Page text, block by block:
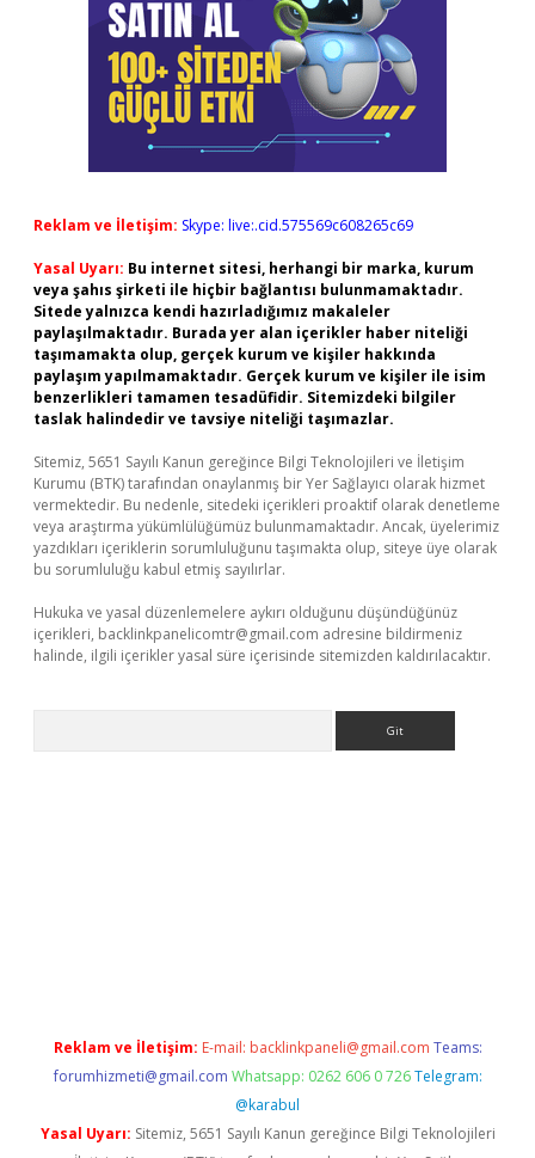
Reklam ve İletişim: Skype: live:.cid.575569c608265c69
Yasal Uyarı: Bu internet sitesi, herhangi bir marka, kurum
veya şahıs şirketi ile hiçbir bağlantısı bulunmamaktadır.
Sitede yalnızca kendi hazırladığımız makaleler
paylaşılmaktadır. Burada yer alan içerikler haber niteliği
taşımamakta olup, gerçek kurum ve kişiler hakkında
paylaşım yapılmamaktadır. Gerçek kurum ve kişiler ile isim
benzerlikleri tamamen tesadüfidir. Sitemizdeki bilgiler
taslak halindedir ve tavsiye niteliği taşımazlar.
Sitemiz, 5651 Sayılı Kanun gereğince Bilgi Teknolojileri ve İletişim
Kurumu (BTK) tarafından onaylanmış bir Yer Sağlayıcı olarak hizmet
vermektedir. Bu nedenle, sitedeki içerikleri proaktif olarak denetleme
veya araştırma yükümlülüğümüz bulunmamaktadır. Ancak, üyelerimiz
yazdıkları içeriklerin sorumluluğunu taşımakta olup, siteye üye olarak
bu sorumluluğu kabul etmiş sayılırlar.
Hukuka ve yasal düzenlemelere aykırı olduğunu düşündüğünüz
içerikleri, backlinkpanelicomtr@gmail.com adresine bildirmeniz
halinde, ilgili içerikler yasal süre içerisinde sitemizden kaldırılacaktır.
Reklam ve İletişim: E-mail: backlinkpaneli@gmail.com Teams:
forumhizmeti@gmail.com Whatsapp: 0262 606 0 726 Telegram:
@karabul
Yasal Uyarı: Sitemiz, 5651 Sayılı Kanun gereğince Bilgi Teknolojileri